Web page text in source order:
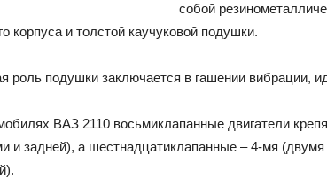
собой
корпуса и толстой каучуковой подушки.
роль подушки заключается в гашении вибрации,
ВАЗ 2110 восьмиклапанные двигатели
и задней), а шестнадцатиклапанные – 4-мя